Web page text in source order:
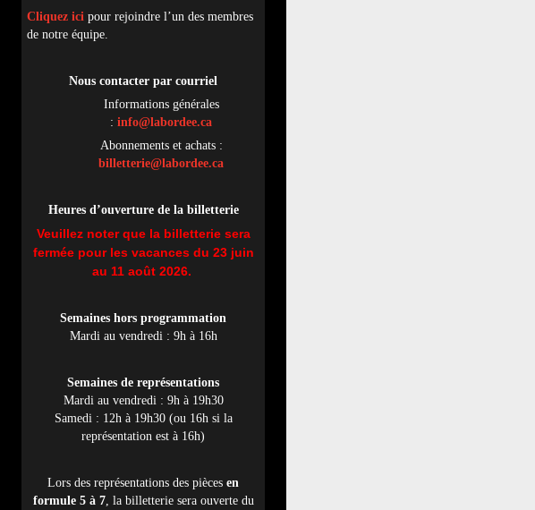
Cliquez ici pour rejoindre l’un des membres
de notre équipe.
Nous contacter par courriel
Informations générales
: info@labordee.ca
Abonnements et achats :
billetterie@labordee.ca
Heures d’ouverture de la billetterie
Veuillez noter que la billetterie sera
fermée pour les vacances du 23 juin
au 11 août 2026.
Semaines hors programmation
Mardi au vendredi : 9h à 16h
Semaines de représentations
Mardi au vendredi : 9h à 19h30
Samedi : 12h à 19h30 (ou 16h si la
représentation est à 16h)
Lors des représentations des pièces en
formule 5 à 7, la billetterie sera ouverte du